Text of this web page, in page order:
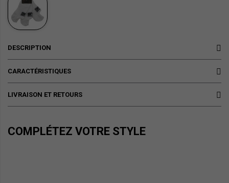
DESCRIPTION
CARACTÉRISTIQUES
LIVRAISON ET RETOURS
COMPLÉTEZ VOTRE STYLE